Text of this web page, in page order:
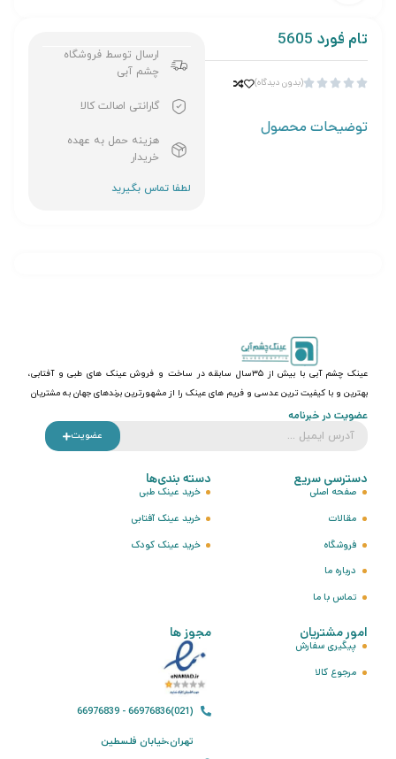
تام فورد 5605




(بدون دیدگاه)
توضیحات محصول
ارسال توسط فروشگاه
چشم آبی
گارانتی اصالت کالا
هزینه حمل به عهده
خریدار
عینک چشم آبی با بیش از ۳۵سال سابقه در ساخت و فروش عینک های طبی و آفتابی،
بهترین و با کیفیت ترین عدسی و فریم های عینک را از مشهورترین برندهای جهان به مشتریان
عضویت در خبرنامه
عضویت
دسترسی سریع
صفحه اصلی
مقالات
فروشگاه
درباره ما
تماس با ما
دسته بندی‌ها
خرید عینک طبی
خرید عینک آفتابی
خرید عینک کودک
امور مشتریان
پیگیری سفارش
مرجوع کالا
مجوز ها
(021)66976836 - 66976839
تهران،خیابان فلسطین